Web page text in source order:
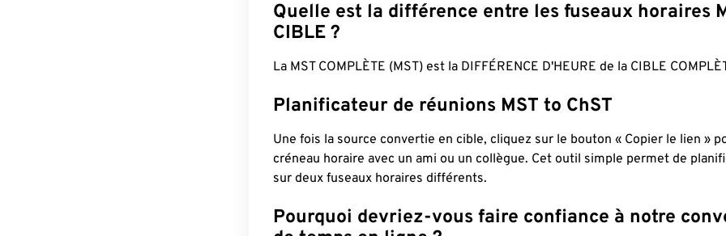
Quelle est la différence entre les fuseaux horaires
CIBLE ?
La MST COMPLÈTE (MST) est la DIFFÉRENCE D'HEURE de la CIBLE
Planificateur de réunions MST to ChST
Une fois la source convertie en cible, cliquez sur le bouton « Copier le lien »
créneau horaire avec un ami ou un collègue. Cet outil simple permet de
sur deux fuseaux horaires différents.
Pourquoi devriez-vous faire confiance à notre